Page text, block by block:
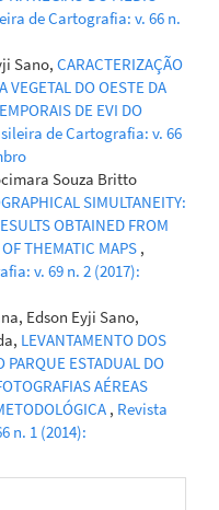
de Cartografia: v. 66 n.
Sano, CARACTERIZAÇÃO
VEGETAL DO OESTE DA
DE EVI DO
de Cartografia: v. 66
Souza Britto
SIMULTANEITY:
OBTAINED FROM
THEMATIC MAPS ,
v. 69 n. 2 (2017):
Edson Eyji Sano,
LEVANTAMENTO DOS
ESTADUAL DO
AÉREAS
, Revista
n. 1 (2014):